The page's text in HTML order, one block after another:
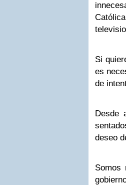
Si
es
de
Desde
deseo
Somos